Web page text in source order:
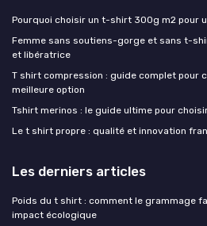
Pourquoi choisir un t-shirt 300g m2 pour
Femme sans soutiens-gorge et sans t-
et libératrice
T shirt compression : guide complet pour
meilleure option
Tshirt merinos : le guide ultime pour
Le t shirt propre : qualité et innovation
Les derniers articles
Poids du t shirt : comment le grammage
impact écologique